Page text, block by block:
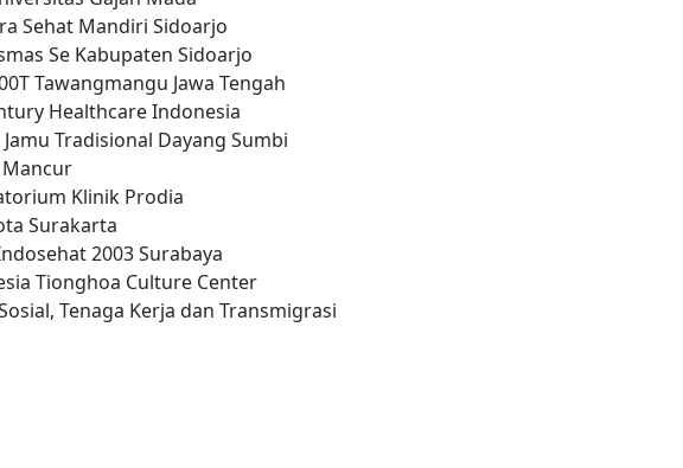
Sehat Mandiri Sidoarjo
Se Kabupaten Sidoarjo
Tawangmangu Jawa Tengah
Healthcare Indonesia
Tradisional Dayang Sumbi
Mancur
Klinik Prodia
Surakarta
2003 Surabaya
Tionghoa Culture Center
Tenaga Kerja dan Transmigrasi